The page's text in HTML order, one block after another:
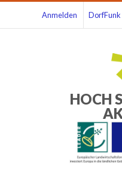
Anmelden DorfFunk
HOCH